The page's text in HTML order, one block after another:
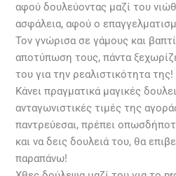
αφού δουλεύοντας μαζί του
ασφάλεια, αφού ο
Τον γνώρισα σε γάμους και
αποτύπωση τους, πάντα
του για την ρεαλιστικότητα της!
Κάνει πραγματικά μαγικές
ανταγωνιστικές τιμές της
παντρεύεσαι, πρέπει
και να δεις δουλειά του, θα
παραπάνω!